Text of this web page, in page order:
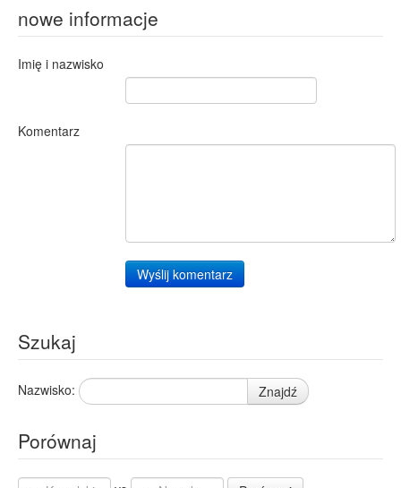
nowe informacje
Imię i nazwisko
Komentarz
Wyślij komentarz
Szukaj
Nazwisko: Znajdź
Porównaj